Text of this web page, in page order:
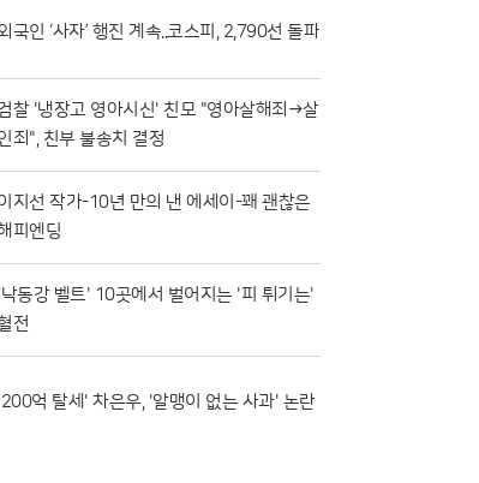
행사를 넘어 민·관·군이 협력하는 화합의 장임
은 연령대에 상관없이 모든 방문객이 만족할 수
성을 갖췄다.마켓전시존에서는 화악산 고랭지
하려는 이들로 북새통을 이뤘다. 화천 토마토는
가 큰 지역적 특성 덕분에 당도가 높고 저장성이
소비자들 사이에서 신뢰가 두텁다. 축제 현장에
즐거움이 실제 구매로 이어지면서 지역 경제
에도 실질적인 기여를 하고 있다. 현장 관계자들
축제가 단순한 일회성 행사를 넘어 화천의 농
총력을 기울여 방문객들이 쾌적하게 축제를 즐
있도록 지원할 방침이다. 야간에는 군악대 공연
국인 ‘사자’ 행진 계속..코스피, 2,790선 돌파
찰 '냉장고 영아시신' 친모 "영아살해죄→살
죄", 친부 불송치 결정
지선 작가-10년 만의 낸 에세이-꽤 괜찮은
피엔딩
동강 벨트' 10곳에서 벌어지는 '피 튀기는'
전
억 탈세' 차은우, '알맹이 없는 사과' 논란